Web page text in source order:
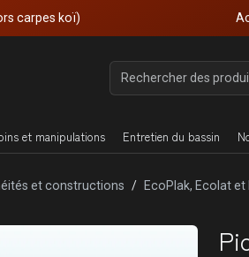
carpes koï)
et manipulations Entretien du bassin
et constructions EcoPlak, Ecolat et